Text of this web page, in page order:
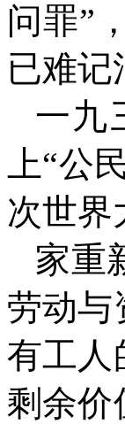
问罪”
已难记
一九
上“公
次世界
家重
劳动与
有工人
剩余价